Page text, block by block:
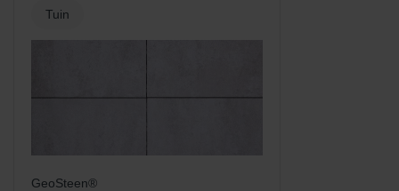
Tuin
GeoSteen®